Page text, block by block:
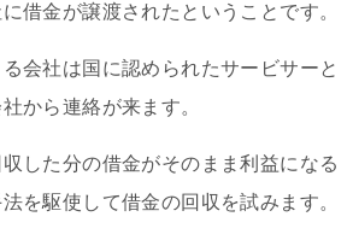
借金が譲渡されたということです。
会社は国に認められたサービサーと
から連絡が来ます。
した分の借金がそのまま利益になる
を駆使して借金の回収を試みます。